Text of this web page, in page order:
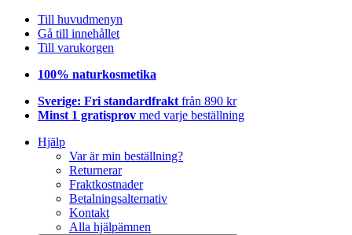
Till huvudmenyn
Gå till innehållet
Till varukorgen
100% naturkosmetika
Sverige: Fri standardfrakt från 890 kr
Minst 1 gratisprov med varje beställning
Hjälp
Var är min beställning?
Returnerar
Fraktkostnader
Betalningsalternativ
Kontakt
Alla hjälpämnen